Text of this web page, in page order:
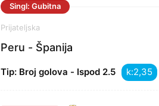
Singl: Gubitna
Prijateljska
Peru - Španija
Tip: Broj golova - Ispod 2.5 k: